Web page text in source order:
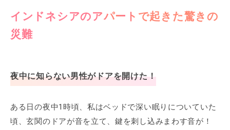
インドネシアのアパートで起きた驚きの
災難
夜中に知らない男性がドアを開けた！
ある日の夜中1時頃、私はベッドで深い眠りについていた
頃、玄関のドアが音を立て、鍵を刺し込みまわす音が！